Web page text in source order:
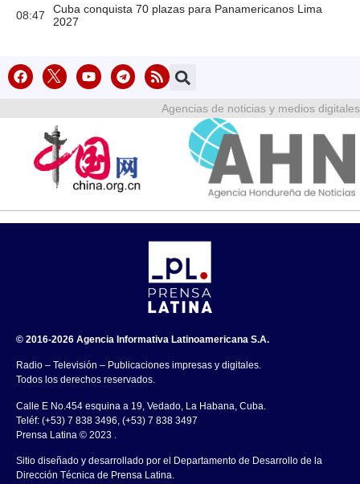
08:47
Cuba conquista 70 plazas para Panamericanos Lima
2027
Agencias de noticias y medios digitales
© 2016-2026 Agencia Informativa Latinoamericana S.A.
Radio – Televisión – Publicaciones impresas y digitales.
Todos los derechos reservados.
Calle E No.454 esquina a 19, Vedado, La Habana, Cuba.
Teléf: (+53) 7 838 3496, (+53) 7 838 3497
Prensa Latina © 2023 .
Sitio diseñado y desarrollado por el Departamento de Desarrollo de la
Dirección Técnica de Prensa Latina.